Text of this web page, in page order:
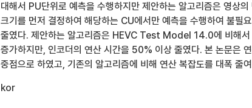
대해서 PU단위로 예측을 수행하지만 제안하는 알고리즘은 영상
크기를 먼저 결정하여 해당하는 CU에서만 예측을 수행하여 불필
줄였다. 제안하는 알고리즘은 HEVC Test Model 14.0에 비해서
증가하지만, 인코더의 연산 시간을 50% 이상 줄였다. 본 논문은
중점으로 하였고, 기존의 알고리즘에 비해 연산 복잡도를 대폭 줄
kor